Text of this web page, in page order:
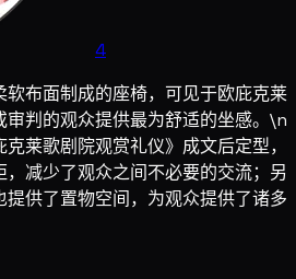
4
软布面制成的座椅，可见于欧庇克莱
审判的观众提供最为舒适的坐感。\n
莱歌剧院观赏礼仪》成文后定型，
减少了观众之间不必要的交流；另
供了置物空间，为观众提供了诸多